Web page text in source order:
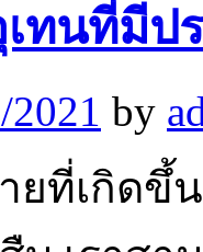
เทนที่มีป
2021 by
ยที่เกิดขึ้